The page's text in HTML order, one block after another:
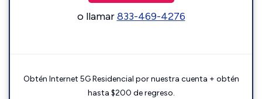
o llamar833-469-4276
Obtén Internet 5G Residencial por nuestra cuenta + obtén
hasta $200 de regreso.